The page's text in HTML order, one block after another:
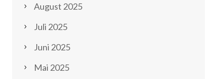
August 2025
Juli 2025
Juni 2025
Mai 2025